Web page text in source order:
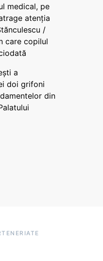
medical, pe
atenția
/
care copilul
a
doi grifoni
din